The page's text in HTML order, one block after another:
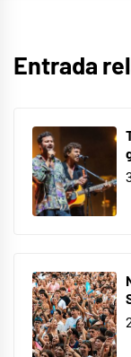
Entrada